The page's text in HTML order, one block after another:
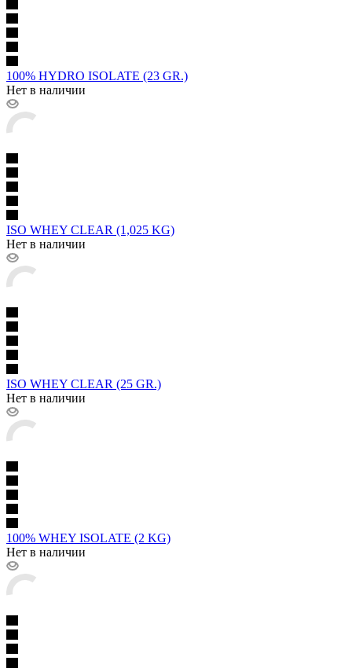
100% HYDRO ISOLATE (23 GR.)
Нет в наличии
ISO WHEY CLEAR (1,025 KG)
Нет в наличии
ISO WHEY CLEAR (25 GR.)
Нет в наличии
100% WHEY ISOLATE (2 KG)
Нет в наличии